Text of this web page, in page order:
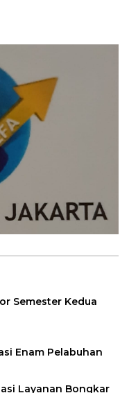
Semester Kedua
Enam Pelabuhan
Layanan Bongkar